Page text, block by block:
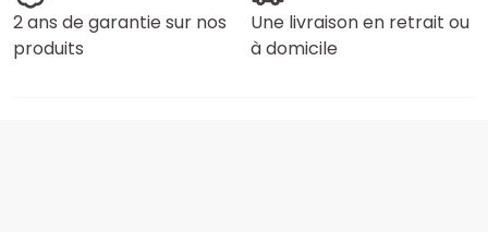
2 ans de garantie sur nos
produits
Une livraison en retrait ou
à domicile